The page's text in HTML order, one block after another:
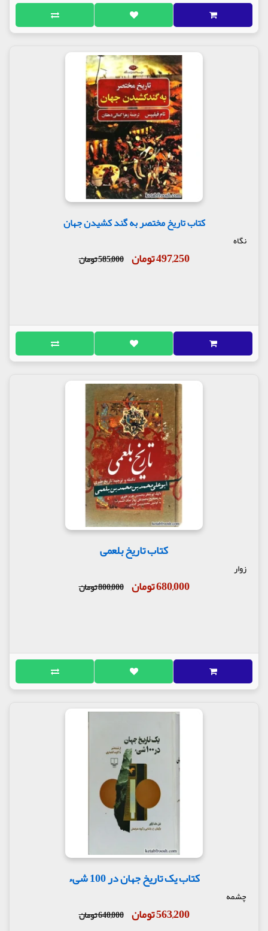
کتاب تاریخ مختصر به گند کشیدن جهان
نگاه
497,250 تومان 585,000 تومان
کتاب تاریخ بلعمی
زوار
680,000 تومان 800,000 تومان
کتاب یک تاریخ جهان در 100 شیء
چشمه
563,200 تومان 640,000 تومان